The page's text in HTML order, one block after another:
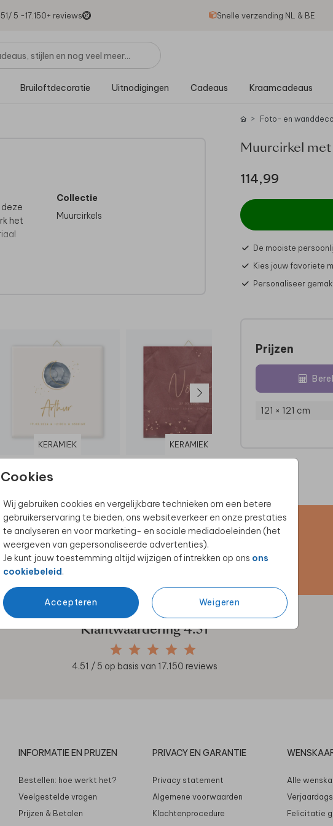
/ 5 -17.150+ reviews Snelle verzending NL & BE
Bruiloftdecoratie Uitnodigingen Cadeaus Kraamcadeaus
Cookies
Wij gebruiken cookies en vergelijkbare technieken om een betere
gebruikerservaring te bieden, ons websiteverkeer en onze prestaties
te analyseren en voor marketing- en sociale mediadoeleinden (het
weergeven van gepersonaliseerde advertenties).
Je kunt jouw toestemming altijd wijzigen of intrekken op ons ons
cookiebeleid.
Accepteren Weigeren
deze
het
Collectie
Muurcirkels
KERAMIEK KERAMIEK
Foto- en
Muurcirkel
114,99
De mooiste
Kies jouw favoriete
Personaliseer
Prijzen
121 × 121 cm
unieke samenwerkingen!
Klantwaardering4.51
4.51 / 5 op basis van 17.150 reviews
INFORMATIE EN PRIJZEN
Bestellen: hoe werkt het?
Veelgestelde vragen
Prijzen & Betalen
PRIVACY EN GARANTIE
Privacy statement
Algemene voorwaarden
Klachtenprocedure
Alle
Felicitatie